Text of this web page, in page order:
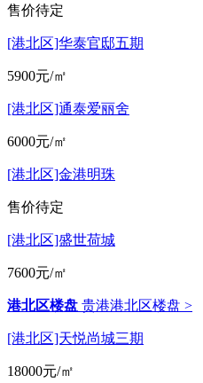
售价待定
[港北区]华泰官邸五期
5900元/㎡
[港北区]通泰爱丽舍
6000元/㎡
[港北区]金港明珠
售价待定
[港北区]盛世荷城
7600元/㎡
港北区楼盘 贵港港北区楼盘 >
[港北区]天悦尚城三期
18000元/㎡